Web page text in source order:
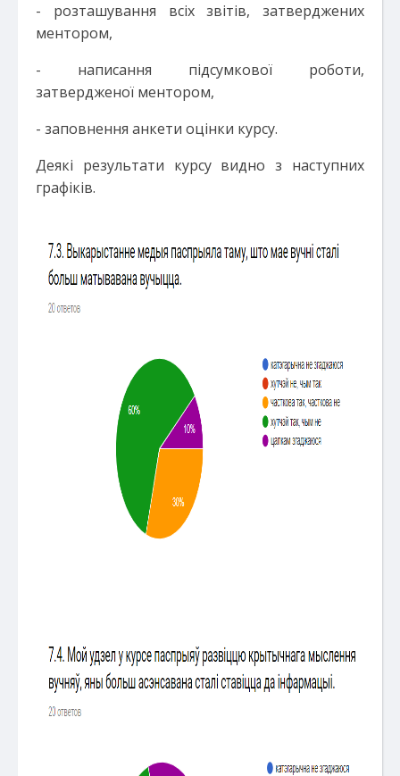
- розташування всіх звітів, затверджених
ментором,
- написання підсумкової роботи,
затвердженої ментором,
- заповнення анкети оцінки курсу.
Деякі результати курсу видно з наступних
графіків.